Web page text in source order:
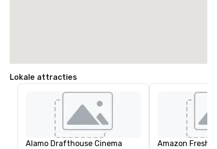
Lokale attracties
Alamo Drafthouse Cinema
Amazon Fresh